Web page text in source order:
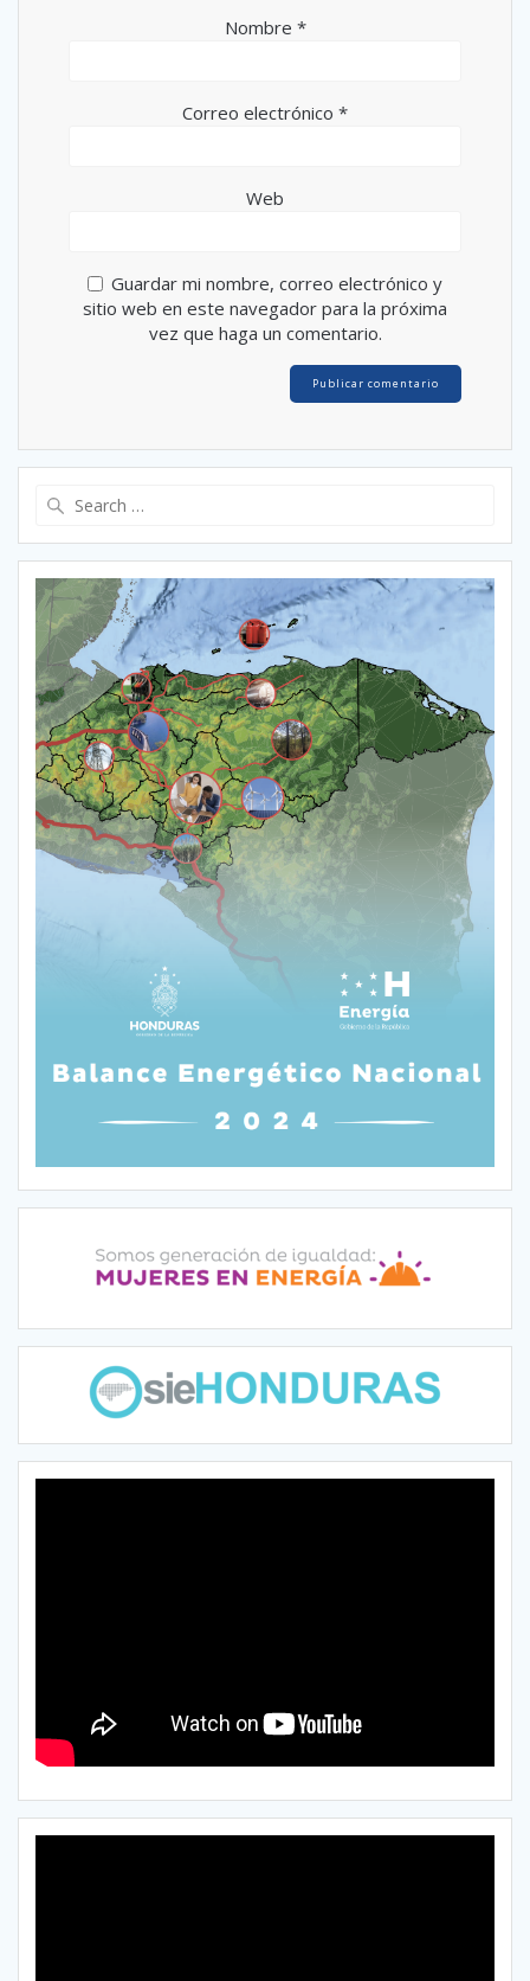
Nombre *
Correo electrónico *
Web
Guardar mi nombre, correo electrónico y
sitio web en este navegador para la próxima
vez que haga un comentario.